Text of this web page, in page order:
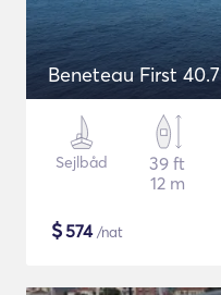
Beneteau First 40.7
Sejlbåd
39 ft
12 m
$574/nat